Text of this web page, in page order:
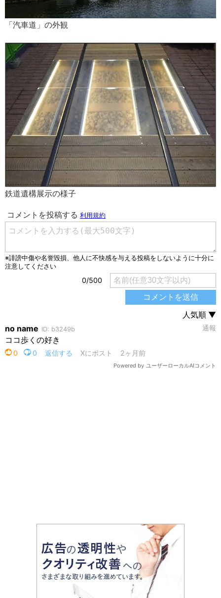
「汽車道」の外観
鉄道遺構展示の様子